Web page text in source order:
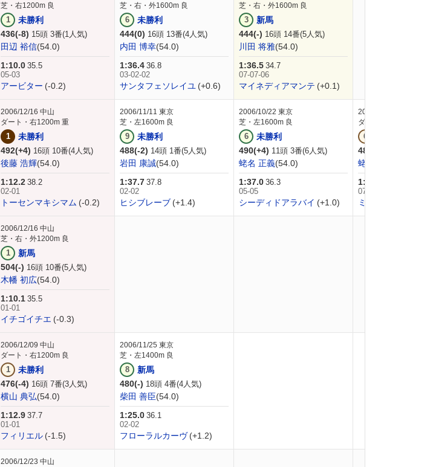
芝・右1200m 良
1
未勝利
436(-8) 15頭 3番(1人気)
田辺 裕信(54.0)
1:10.0 35.5
05-03
アービター (-0.2)
芝・右・外1600m 良
6
未勝利
444(0) 16頭 13番(4人気)
内田 博幸(54.0)
1:36.4 36.8
03-02-02
サンタフェソレイユ (+0.6)
芝・右・外1600m 良
3
新馬
444(-) 16頭 14番(5人気)
川田 将雅(54.0)
1:36.5 34.7
07-07-06
マイネディアマンテ (+0.1)
2006/12/16 中山
ダート・右1200m 重
1
未勝利
492(+4) 16頭 10番(4人気)
後藤 浩輝(54.0)
1:12.2 38.2
02-01
トーセンマキシマム (-0.2)
2006/11/11 東京
芝・左1600m 良
9
未勝利
488(-2) 14頭 1番(5人気)
岩田 康誠(54.0)
1:37.7 37.8
02-02
ヒシブレーブ (+1.4)
2006/10/22 東京
芝・左1600m 良
6
未勝利
490(+4) 11頭 3番(6人気)
蛯名 正義(54.0)
1:37.0 36.3
05-05
シーディドアラバイ (+1.0)
2006/10/01
ダート・右1200m 良
6
486(+6)
蛯名 正義
1:15.1
07-07
ミキノモナコ
2006/12/16 中山
芝・右・外1200m 良
1
新馬
504(-) 16頭 10番(5人気)
木幡 初広(54.0)
1:10.1 35.5
01-01
イチゴイチエ (-0.3)
2006/12/09 中山
ダート・右1200m 良
1
未勝利
476(-4) 16頭 7番(3人気)
横山 典弘(54.0)
1:12.9 37.7
01-01
フィリエル (-1.5)
2006/11/25 東京
芝・左1400m 良
8
新馬
480(-) 18頭 4番(4人気)
柴田 善臣(54.0)
1:25.0 36.1
02-02
フローラルカーヴ (+1.2)
2006/12/23 中山